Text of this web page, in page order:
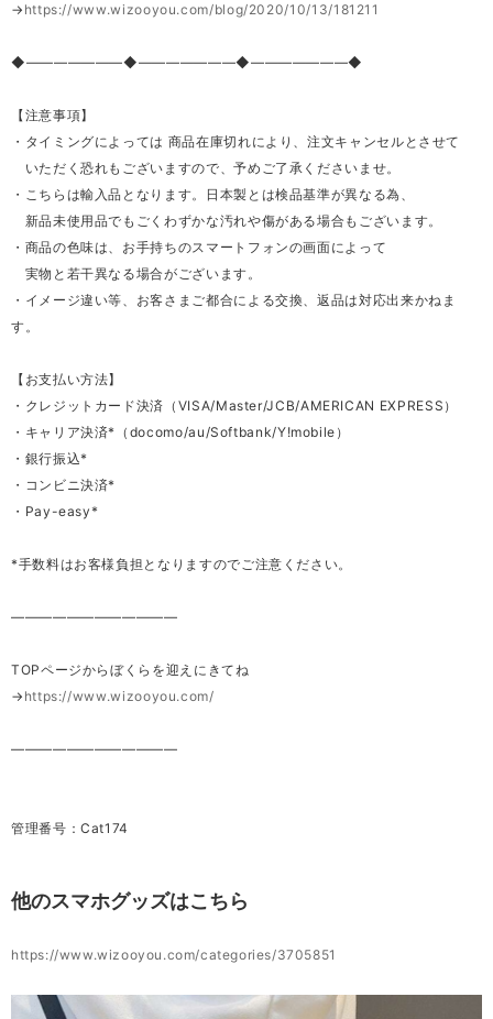
→ https://www.wizooyou.com/blog/2020/10/13/181211
◆―――――――◆―――――――◆―――――――◆
【注意事項】
・タイミングによっては 商品在庫切れにより、注文キャンセルとさせて
いただく恐れもございますので、予めご了承くださいませ。
・こちらは輸入品となります。日本製とは検品基準が異なる為、
新品未使用品でもごくわずかな汚れや傷がある場合もございます。
・商品の色味は、お手持ちのスマートフォンの画面によって
実物と若干異なる場合がございます。
・イメージ違い等、お客さまご都合による交換、返品は対応出来かねま
す。
【お支払い方法】
・クレジットカード決済（VISA/Master/JCB/AMERICAN EXPRESS）
・キャリア決済*（docomo/au/Softbank/Y!mobile）
・銀行振込*
・コンビニ決済*
・Pay-easy*
*手数料はお客様負担となりますのでご注意ください。
————————————
TOPページからぼくらを迎えにきてね
→ https://www.wizooyou.com/
————————————
管理番号：Cat174
他のスマホグッズはこちら
https://www.wizooyou.com/categories/3705851